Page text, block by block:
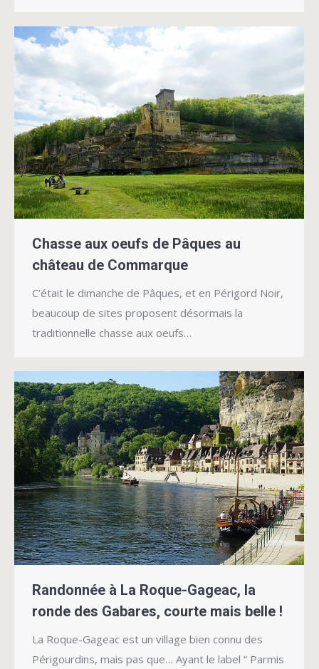
Chasse aux oeufs de Pâques au
château de Commarque
C’était le dimanche de Pâques, et en Périgord Noir,
beaucoup de sites proposent désormais la
traditionnelle chasse aux oeufs…
Randonnée à La Roque-Gageac, la
ronde des Gabares, courte mais belle !
La Roque-Gageac est un village bien connu des
Périgourdins, mais pas que… Ayant le label “ Parmis